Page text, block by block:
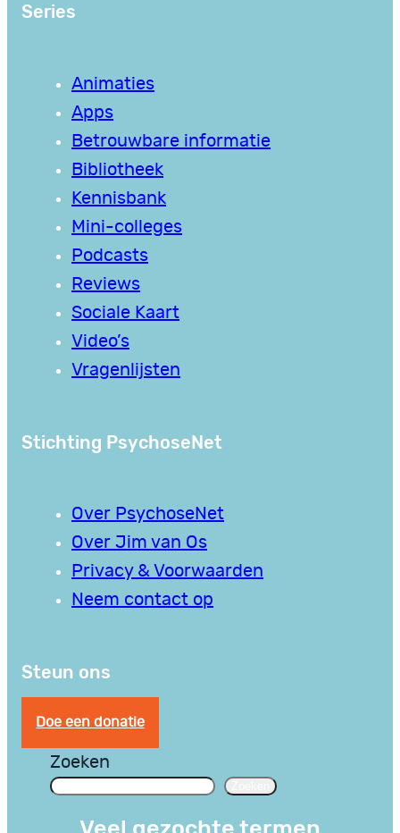
Series
Animaties
Apps
Betrouwbare informatie
Bibliotheek
Kennisbank
Mini-colleges
Podcasts
Reviews
Sociale Kaart
Video’s
Vragenlijsten
Stichting PsychoseNet
Over PsychoseNet
Over Jim van Os
Privacy & Voorwaarden
Neem contact op
Steun ons
Doe een donatie
Zoeken